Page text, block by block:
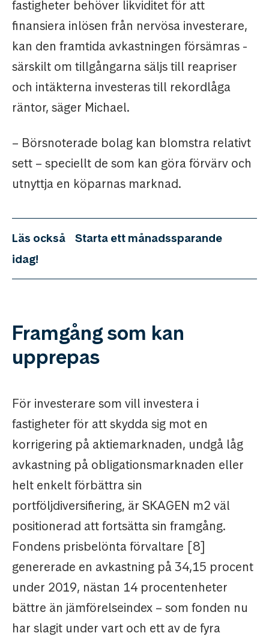
fastigheter behöver likviditet för att
finansiera inlösen från nervösa investerare,
kan den framtida avkastningen försämras -
särskilt om tillgångarna säljs till reapriser
och intäkterna investeras till rekordlåga
räntor, säger Michael.
– Börsnoterade bolag kan blomstra relativt
sett – speciellt de som kan göra förvärv och
utnyttja en köparnas marknad.
Läs också
Starta ett månadssparande
idag!
Framgång som kan
upprepas
För investerare som vill investera i
fastigheter för att skydda sig mot en
korrigering på aktiemarknaden, undgå låg
avkastning på obligationsmarknaden eller
helt enkelt förbättra sin
portföljdiversifiering, är SKAGEN m2 väl
positionerad att fortsätta sin framgång.
Fondens prisbelönta förvaltare [8]
genererade en avkastning på 34,15 procent
under 2019, nästan 14 procentenheter
bättre än jämförelseindex – som fonden nu
har slagit under vart och ett av de fyra